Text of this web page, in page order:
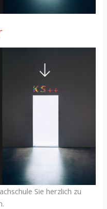
Sie herzlich zu